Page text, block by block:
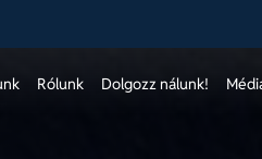
Rólunk Dolgozz nálunk!